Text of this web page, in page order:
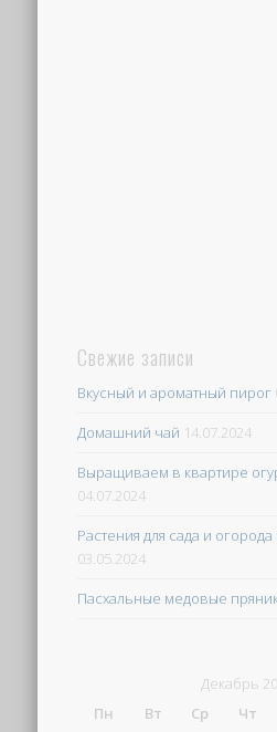
Свежие записи
Вкусный и ароматный пирог
Домашний чай 14.07.2024
Выращиваем в квартире
04.07.2024
Растения для сада и
03.05.2024
Пасхальные медовые
Декабрь
Пн
Вт Ср Чт